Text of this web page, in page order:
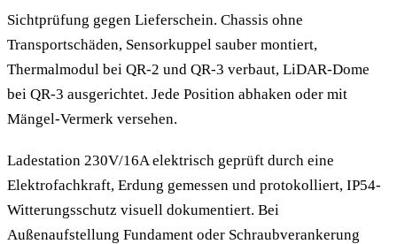
Sichtprüfung gegen Lieferschein. Chassis ohne
Transportschäden, Sensorkuppel sauber montiert,
Thermalmodul bei QR-2 und QR-3 verbaut, LiDAR-Dome
bei QR-3 ausgerichtet. Jede Position abhaken oder mit
Mängel-Vermerk versehen.
Ladestation 230V/16A elektrisch geprüft durch eine
Elektrofachkraft, Erdung gemessen und protokolliert, IP54-
Witterungsschutz visuell dokumentiert. Bei
Außenaufstellung Fundament oder Schraubverankerung